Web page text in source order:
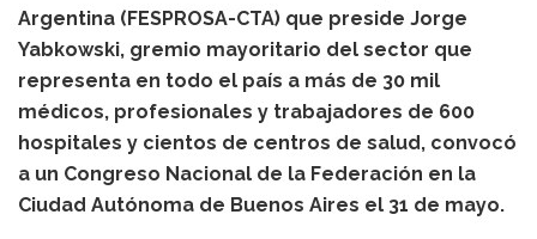
Argentina (FESPROSA-CTA) que preside Jorge
Yabkowski, gremio mayoritario del sector que
representa en todo el país a más de 30 mil
médicos, profesionales y trabajadores de 600
hospitales y cientos de centros de salud, convocó
a un Congreso Nacional de la Federación en la
Ciudad Autónoma de Buenos Aires el 31 de mayo.